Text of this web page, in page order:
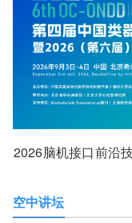
2026脑机接口前沿
空中讲坛